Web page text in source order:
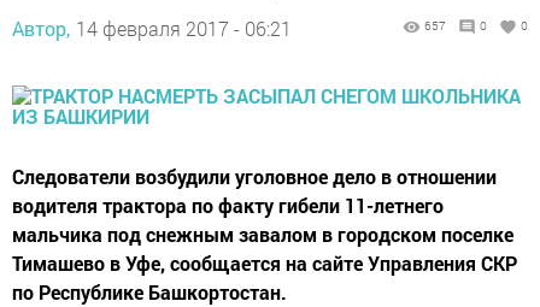
Автор, 14 февраля 2017 - 06:21 657 0 0
Следователи возбудили уголовное дело в отношении
водителя трактора по факту гибели 11-летнего
мальчика под снежным завалом в городском поселке
Тимашево в Уфе, сообщается на сайте Управления СКР
по Республике Башкортостан.